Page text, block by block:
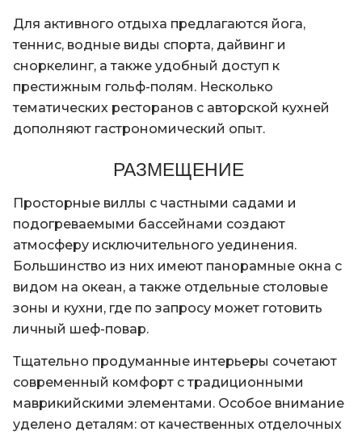
Для активного отдыха предлагаются йога,
теннис, водные виды спорта, дайвинг и
сноркелинг, а также удобный доступ к
престижным гольф-полям. Несколько
тематических ресторанов с авторской кухней
дополняют гастрономический опыт.
РАЗМЕЩЕНИЕ
Просторные виллы с частными садами и
подогреваемыми бассейнами создают
атмосферу исключительного уединения.
Большинство из них имеют панорамные окна с
видом на океан, а также отдельные столовые
зоны и кухни, где по запросу может готовить
личный шеф-повар.
Тщательно продуманные интерьеры сочетают
современный комфорт с традиционными
маврикийскими элементами. Особое внимание
уделено деталям: от качественных отделочных